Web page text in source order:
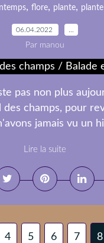
, flore, plante,
06.04.2022
Par manou
pas non plus
champs, pour
jamais vu un
Lire la suite
4 5 6 7 8